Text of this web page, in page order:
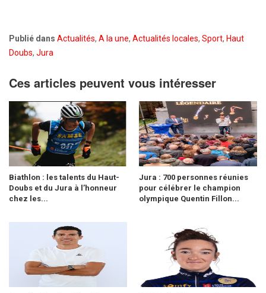
Publié dans Actualités, A la une, Actualités locales, Sport, Haut
Doubs, Jura
Ces articles peuvent vous intéresser
Biathlon : les talents du Haut-
Doubs et du Jura à l’honneur
chez les...
Jura : 700 personnes réunies
pour célébrer le champion
olympique Quentin Fillon...